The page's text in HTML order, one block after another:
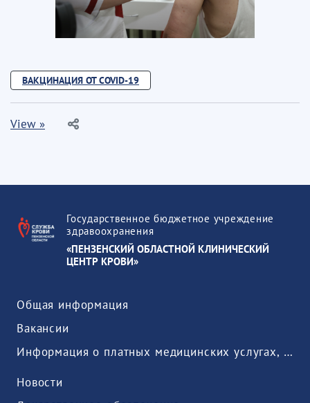
ВАКЦИНАЦИЯ ОТ COVID-19
View »
Государственное бюджетное учреждение
здравоохранения
«ПЕНЗЕНСКИЙ ОБЛАСТНОЙ КЛИНИЧЕСКИЙ
ЦЕНТР КРОВИ»
Общая информация
Вакансии
Информация о платных медицинских услугах, предоставляемых медицинской организацией
Новости